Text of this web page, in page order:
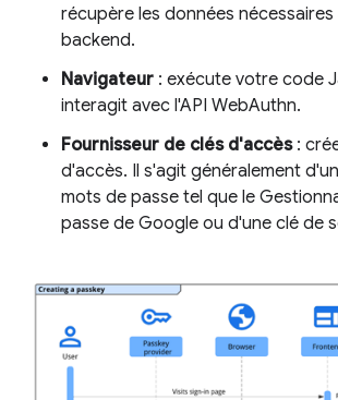
récupère les données
backend.
Navigateur : exécute votre code
interagit avec l'API WebAuthn.
Fournisseur de clés d'accès:
d'accès. Il s'agit généralement
mots de passe tel que le
passe de Google ou d'une clé de